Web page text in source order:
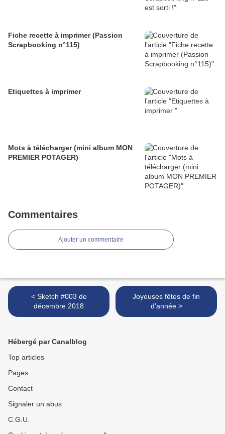
Fiche recette à imprimer (Passion
Scrapbooking n°115)
Etiquettes à imprimer
Mots à télécharger (mini album MON
PREMIER POTAGER)
Commentaires
Ajouter un commentaire
< Sketch #003 de
décembre 2018
Joyeuses fêtes de fin
d'année >
Hébergé par Canalblog
Top articles
Pages
Contact
Signaler un abus
C.G.U.